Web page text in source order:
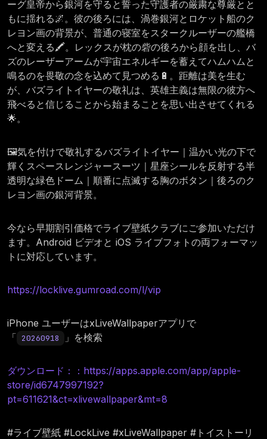
ーグ皇帝から銀河を守ると誓った守護者の厳粛な尊厳とと
もに揺れる🌌。彼の後ろには、渦巻銀河とロケット船のク
レヨン画の背景が、普通の寝室をスタークルーザーの艦橋
へと変える🖍️。レックスが枕の砦の後ろから顔を出し、バ
ズのレーザーアームが宇宙エネルギーを蓄えてハムハムと
鳴るのを畏敬の念を込めて見つめる🔋。距離は美を生む
が、バズライトイヤーの敬礼は、英雄主義は無限の彼方へ
飛べると信じることから始まることを思い出させてくれる
🌟。
🖼️気を付けで敬礼するバズライトイヤー｜温かい光の下で
輝くスペースレンジャースーツ｜星座シールを反射する半
透明な緑色ドーム｜順番に点滅する胸のボタン｜後ろのク
レヨン画の銀河背景。
今なら早期割引価格でライブ壁紙クラブにご参加いただけ
ます。Android ビデオと iOS ライブフォトの両フォーマッ
トに対応しています。
https://locklive.gumroad.com/l/vip
iPhone ユーザーはxLiveWallpaperアプリで
「 20260918 」を検索
ダウンロード：：https://apps.apple.com/app/apple-
store/id6747997192?
pt=611621&ct=xlivewallpaper&mt=8
#ライブ壁紙 #LockLive #xLiveWallpaper #トイストーリ